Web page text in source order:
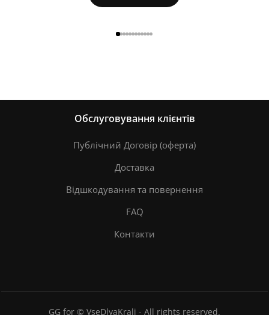
Обслуговування клієнтів
Публічний Договір (оферта)
Доставка
Відшкодування та повернення
FAQ
Контакти
GG for © VseDlyaKrali - All rights reserved.